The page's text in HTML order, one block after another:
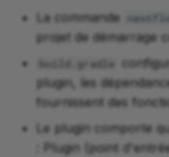
La commande
projet de démarrage
build.gradle
plugin, les
fournissent des
Le plugin comporte
: Plugin (point